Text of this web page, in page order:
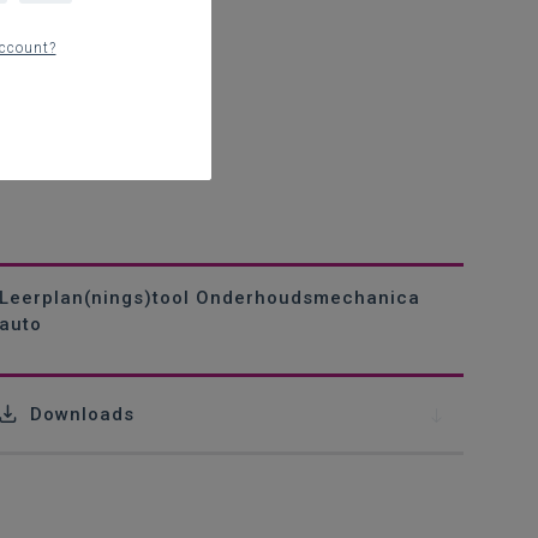
Leerplan(nings)tool Onderhoudsmechanica
auto
Downloads